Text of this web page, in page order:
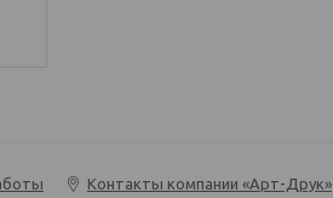
Контакты компании «Арт-Друк»